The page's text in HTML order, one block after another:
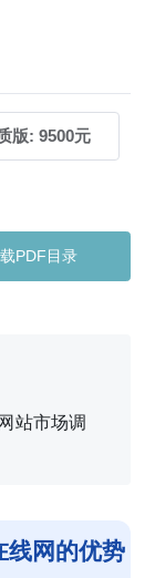
版: 9500元
PDF目录
站市场调
线网的优势